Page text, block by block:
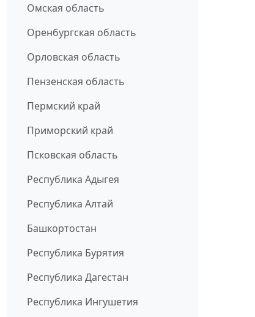
Омская область
Оренбургская область
Орловская область
Пензенская область
Пермский край
Приморский край
Псковская область
Республика Адыгея
Республика Алтай
Башкортостан
Республика Бурятия
Республика Дагестан
Республика Ингушетия